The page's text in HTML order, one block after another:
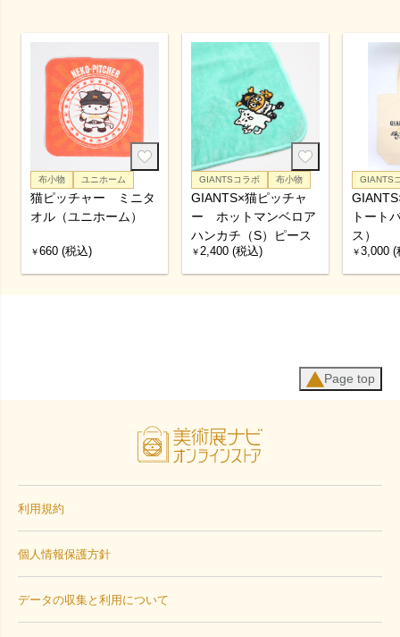
布小物 ユニホーム
猫ピッチャー ミニタ
オル（ユニホーム）
￥660 (税込)
GIANTSコラボ 布小物
GIANTS×猫ピッチャ
ー ホットマンベロア
ハンカチ（S）ピース
￥ 2,400 (税込)
GIANTS
トート
ス）
￥3,000 (
Page top
利用規約
個人情報保護方針
データの収集と利用について